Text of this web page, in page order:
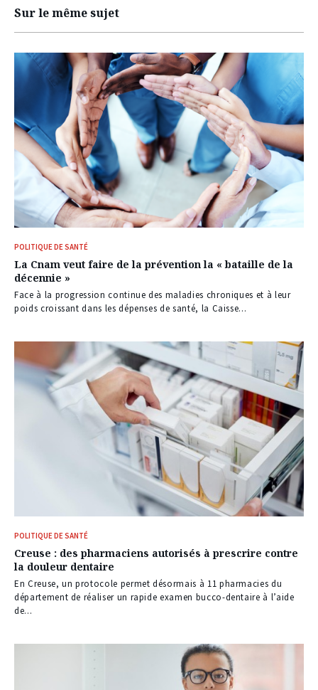
Sur le même sujet
POLITIQUE DE SANTÉ
La Cnam veut faire de la prévention la « bataille de la
décennie »
Face à la progression continue des maladies chroniques et à leur
poids croissant dans les dépenses de santé, la Caisse...
POLITIQUE DE SANTÉ
Creuse : des pharmaciens autorisés à prescrire contre
la douleur dentaire
En Creuse, un protocole permet désormais à 11 pharmacies du
département de réaliser un rapide examen bucco-dentaire à l’aide
de...